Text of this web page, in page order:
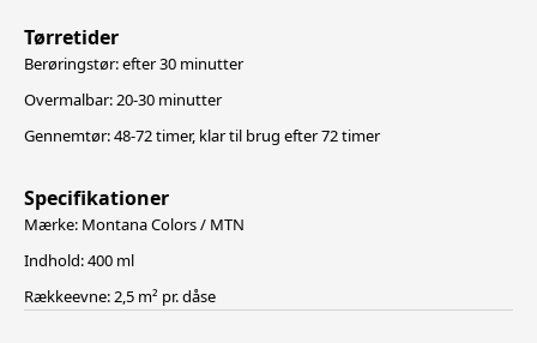
Tørretider
Berøringstør: efter 30 minutter
Overmalbar: 20-30 minutter
Gennemtør: 48-72 timer, klar til brug efter 72 timer
Specifikationer
Mærke: Montana Colors / MTN
Indhold: 400 ml
Rækkeevne: 2,5 m² pr. dåse